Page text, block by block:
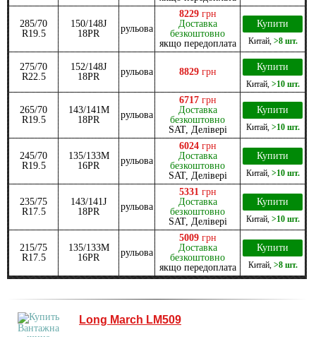
285/70
R19.5
150/148J
18PR
рульова
8229 грн
Доставка
безкоштовно
якщо передоплата
Купити
Китай, >8 шт.
275/70
R22.5
152/148J
18PR
рульова 8829 грн Купити
Китай, >10 шт.
265/70
R19.5
143/141M
18PR
рульова
6717 грн
Доставка
безкоштовно
SAT, Делівері
Купити
Китай, >10 шт.
245/70
R19.5
135/133M
16PR
рульова
6024 грн
Доставка
безкоштовно
SAT, Делівері
Купити
Китай, >10 шт.
235/75
R17.5
143/141J
18PR
рульова
5331 грн
Доставка
безкоштовно
SAT, Делівері
Купити
Китай, >10 шт.
215/75
R17.5
135/133M
16PR
рульова
5009 грн
Доставка
безкоштовно
якщо передоплата
Купити
Китай, >8 шт.
Long March LM509